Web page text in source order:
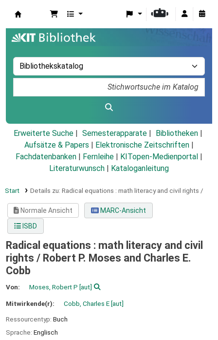
Erweiterte Suche Semesterapparate
Bibliotheken
Aufsätze & Papers
Elektronische Zeitschriften
Fachdatenbanken
Fernleihe KITopen-Medienportal
Literaturwunsch
Kataloganleitung
Start Details zu: Radical equations : math literacy and civil rights /
Normale Ansicht
MARC-Ansicht
ISBD
Radical equations : math literacy and civil
rights / Robert P. Moses and Charles E.
Cobb
Von: Moses, Robert P [aut]
Mitwirkende(r): Cobb, Charles E[aut]
Ressourcentyp: Buch
Sprache: Englisch